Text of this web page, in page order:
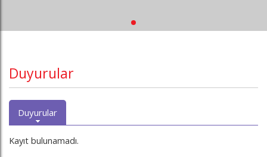
Duyurular
Duyurular
Kayıt bulunamadı.